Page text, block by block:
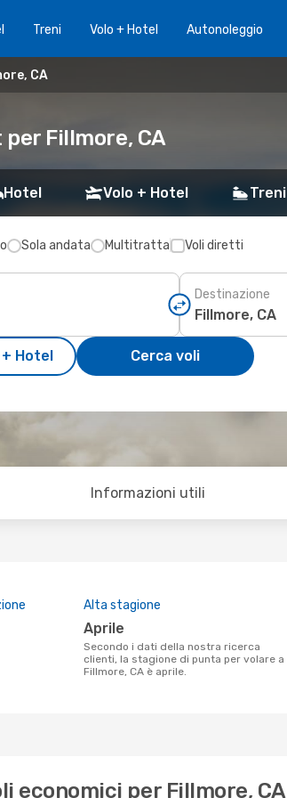
Treni Volo + Hotel Autonoleggio
CA
Fillmore, CA
Hotel Volo + Hotel Treni
Sola andata Multitratta Voli diretti
Destinazione
+ Hotel Cerca voli
Informazioni utili
Alta stagione
aprile
Secondo i dati della nostra ricerca
clienti, la stagione di punta per volare a
Fillmore, CA è aprile.
economici per Fillmore, CA